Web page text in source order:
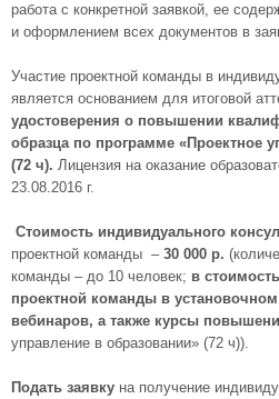
работа с конкретной заявкой, ее
и оформлением всех документов в
Участие проектной команды в
является основанием для итоговой
удостоверения о повышении
образца по программе «Проектное
(72 ч). Лицензия на оказание
23.08.2016 г.
Стоимость индивидуального
проектной команды – 30 000 р.
команды – до 10 человек; в
проектной команды в
вебинаров, а также курсы
управление в образовании» (72 ч)).
Подать заявку на получение